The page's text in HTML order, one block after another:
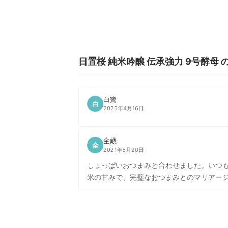
日置桜 純米吟醸 伝承強力 9号酵母
白
白鷺
2025年4月16日
全
全蔵
2021年5月20日
しょっぱいおつまみと合わせました。い
米の甘みで、完璧なおつまみとのマリアー